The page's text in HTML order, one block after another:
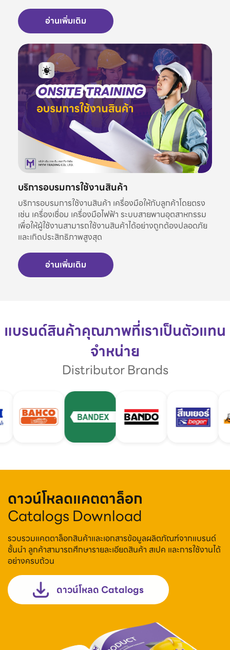
อ่านเพิ่มเติม
บริการอบรมการใช้งานสินค้า
บริการอบรมการใช้งานสินค้า เครื่องมือให้กับลูกค้าโดยตรง
เช่น เครื่องเชื่อม เครื่องมือไฟฟ้า ระบบสายพานอุตสาหกรรม
เพื่อให้ผู้ใช้งานสามารถใช้งานสินค้าได้อย่างถูกต้องปลอดภัย
และเกิดประสิทธิภาพสูงสุด
อ่านเพิ่มเติม
แบรนด์สินค้าคุณภาพที่เราเป็นตัวแทน
จำหน่าย
Distributor Brands
ดาวน์โหลดแคตตาล็อก
Catalogs Download
รวบรวมแคตตาล็อกสินค้าและเอกสารข้อมูลผลิตภัณฑ์จากแบรนด์
ชั้นนำ ลูกค้าสามารถศึกษารายละเอียดสินค้า สเปค และการใช้งานได้
อย่างครบถ้วน
ดาวน์โหลด Catalogs